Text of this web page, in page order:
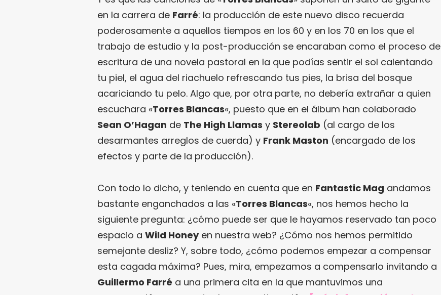
en la carrera de Farré: la producción de este nuevo disco recuerda
poderosamente a aquellos tiempos en los 60 y en los 70 en los que el
trabajo de estudio y la post-producción se encaraban como el proceso de
escritura de una novela pastoral en la que podías sentir el sol calentando
tu piel, el agua del riachuelo refrescando tus pies, la brisa del bosque
acariciando tu pelo. Algo que, por otra parte, no debería extrañar a quien
escuchara «Torres Blancas«, puesto que en el álbum han colaborado
Sean O’Hagan de The High Llamas y Stereolab (al cargo de los
desarmantes arreglos de cuerda) y Frank Maston (encargado de los
efectos y parte de la producción).
Con todo lo dicho, y teniendo en cuenta que en Fantastic Mag andamos
bastante enganchados a las «Torres Blancas«, nos hemos hecho la
siguiente pregunta: ¿cómo puede ser que le hayamos reservado tan poco
espacio a Wild Honeyen nuestra web? ¿Cómo nos hemos permitido
semejante desliz? Y, sobre todo, ¿cómo podemos empezar a compensar
esta cagada máxima? Pues, mira, empezamos a compensarlo invitando a
Guillermo Farré a una primera cita en la que mantuvimos una